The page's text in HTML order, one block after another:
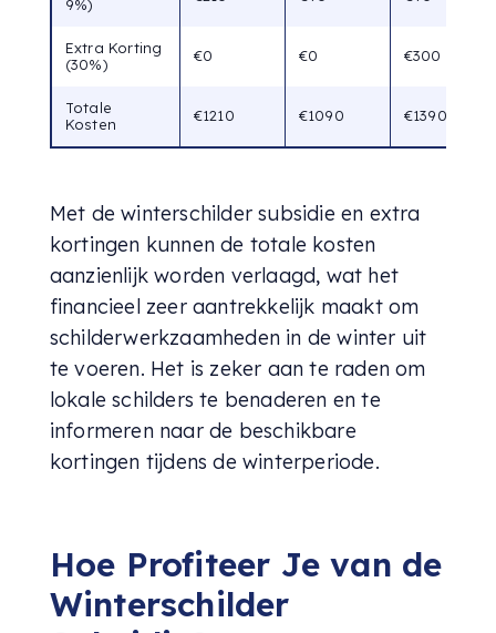
9%)
Extra Korting
(30%)
€0 €0 €300
Totale
Kosten
€1210 €1090 €1390
Met de winterschilder subsidie en extra
kortingen kunnen de totale kosten
aanzienlijk worden verlaagd, wat het
financieel zeer aantrekkelijk maakt om
schilderwerkzaamheden in de winter uit
te voeren. Het is zeker aan te raden om
lokale schilders te benaderen en te
informeren naar de beschikbare
kortingen tijdens de winterperiode.
Hoe Profiteer Je van de
Winterschilder